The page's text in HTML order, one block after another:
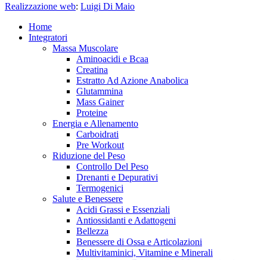
Realizzazione web: Luigi Di Maio
Home
Integratori
Massa Muscolare
Aminoacidi e Bcaa
Creatina
Estratto Ad Azione Anabolica
Glutammina
Mass Gainer
Proteine
Energia e Allenamento
Carboidrati
Pre Workout
Riduzione del Peso
Controllo Del Peso
Drenanti e Depurativi
Termogenici
Salute e Benessere
Acidi Grassi e Essenziali
Antiossidanti e Adattogeni
Bellezza
Benessere di Ossa e Articolazioni
Multivitaminici, Vitamine e Minerali